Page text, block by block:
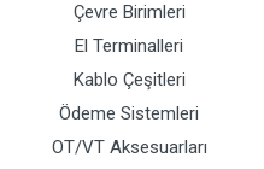
Çevre Birimleri
El Terminalleri
Kablo Çeşitleri
Ödeme Sistemleri
OT/VT Aksesuarları